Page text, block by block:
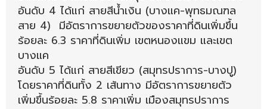
อันดับ 4 ได้แก่ สายสีน้ำเงิน (บางแค-พุทธมณฑล
สาย 4) มีอัตราการขยายตัวของราคาที่ดินเพิ่มขึ้น
ร้อยละ 6.3 ราคาที่ดินเพิ่ม เขตหนองแขม และเขต
บางแค
อันดับ 5 ได้แก่ สายสีเขียว (สมุทรปราการ-บางปู)
โดยราคาที่ดินทั้ง 2 เส้นทาง มีอัตราการขยายตัว
เพิ่มขึ้นร้อยละ 5.8 ราคาเพิ่ม เมืองสมุทรปราการ